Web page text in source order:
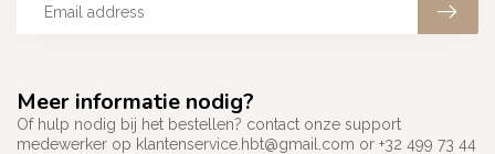
Meer informatie nodig?
Of hulp nodig bij het bestellen? contact onze support
medewerker op klantenservice.hbt@gmail.com or +32 499 73 44